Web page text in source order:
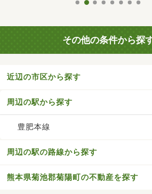
その他の条件から探
近辺の市区から探す
周辺の駅から探す
豊肥本線
周辺の駅の路線から探す
熊本県菊池郡菊陽町の不動産を探す